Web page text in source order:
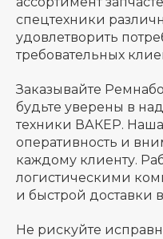
спецтехники
удовлетворить
требовательных
Заказывайте
будьте уверены в
техники ВАКЕР.
оперативность и
каждому клиенту.
логистическими
и быстрой доставки
Не рискуйте